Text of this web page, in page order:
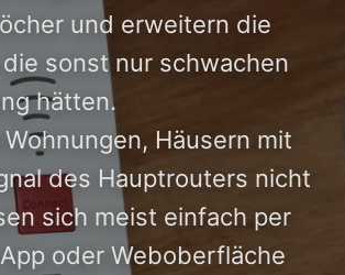
und erweitern die
sonst nur schwachen
hätten.
Häusern mit
des Hauptrouters nicht
sich meist einfach per
oder Weboberfläche